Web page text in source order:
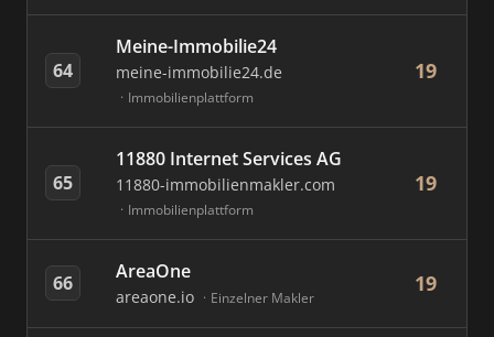
64
Meine-Immobilie24
meine-immobilie24.de
Immobilienplattform
19
65
11880 Internet Services AG
11880-immobilienmakler.com
Immobilienplattform
19
66 AreaOne
areaone.io Einzelner Makler
19